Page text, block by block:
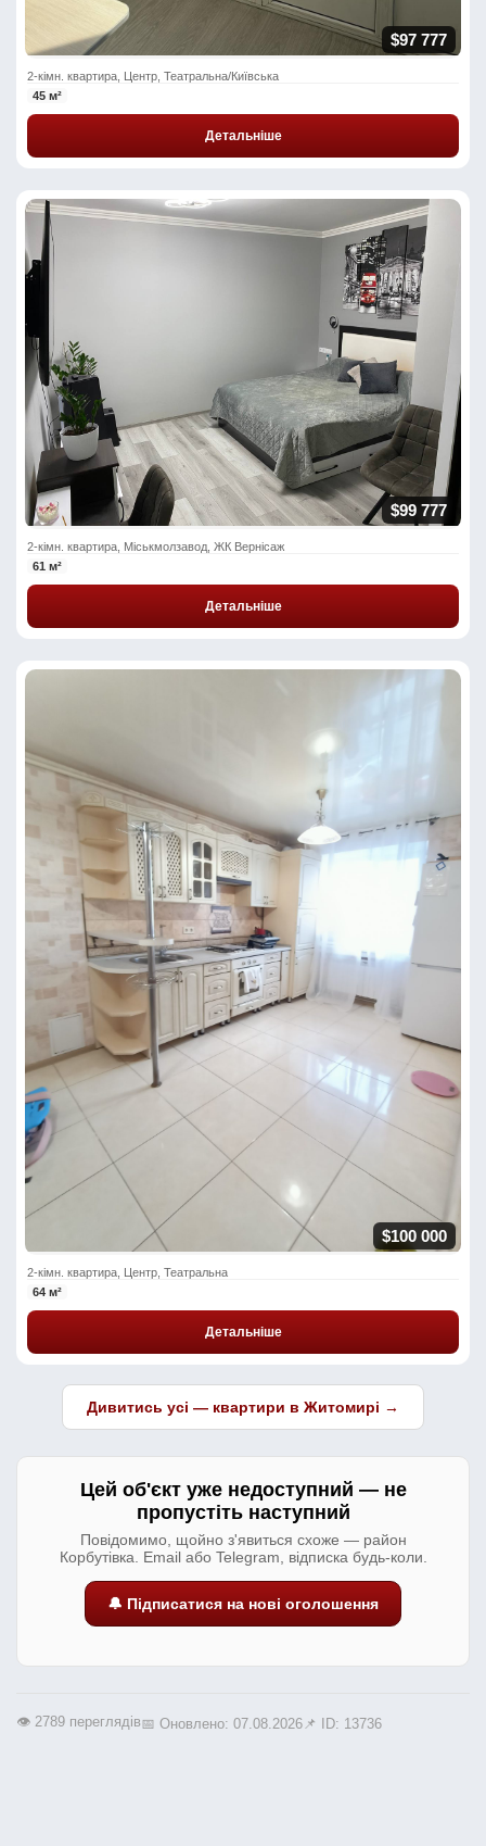
$97 777
2-кімн. квартира, Центр, Театральна/Київська
45 м²
Детальніше
$99 777
2-кімн. квартира, Міськмолзавод, ЖК Вернісаж
61 м²
Детальніше
$100 000
2-кімн. квартира, Центр, Театральна
64 м²
Детальніше
Дивитись усі — квартири в Житомирі →
Цей об'єкт уже недоступний — не
пропустіть наступний
Повідомимо, щойно з'явиться схоже — район
Корбутівка. Email або Telegram, відписка будь-коли.
🔔 Підписатися на нові оголошення
👁️ 2789 переглядів📅 Оновлено: 07.08.2026 📌 ID: 13736